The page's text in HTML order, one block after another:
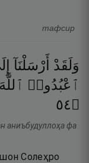
тафсир
وَلَقَدْ أَرْسَلْنَآ
ٱعْبُدُوا۟ ٱللَّهَ
۝٤٥
аниъбудуллоҳа фа
Солеҳро